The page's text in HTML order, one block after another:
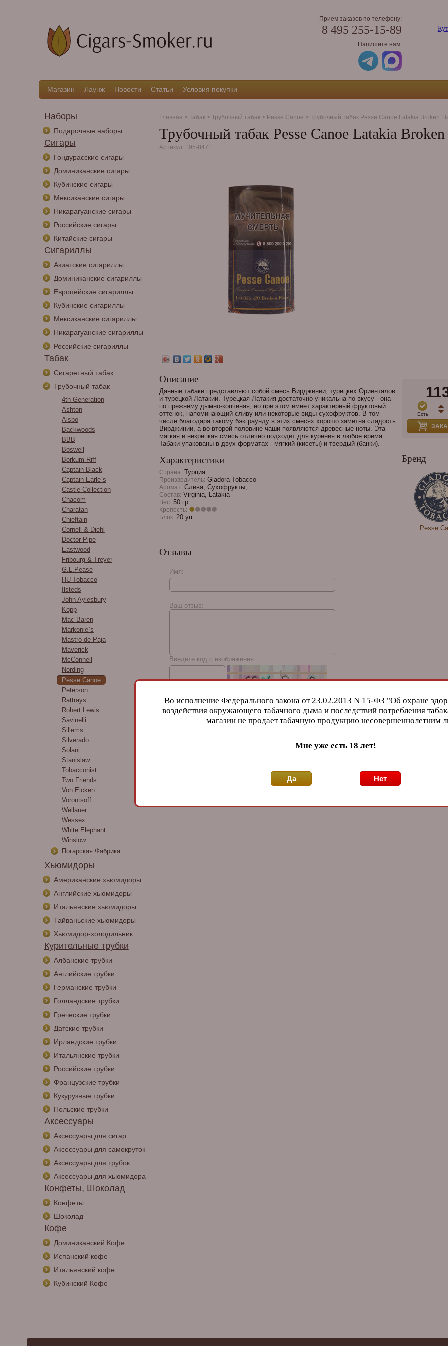
Прием заказов по телефону:
8 495 255-15-89
Напишите нам:
Магазин Лаунж Новости Статьи Условия покупки
Наборы
Подарочные наборы
Сигары
Гондурасские сигары
Доминиканские сигары
Кубинские сигары
Мексиканские сигары
Никарагуанские сигары
Российские сигары
Китайские сигары
Сигариллы
Азиатские сигариллы
Доминиканские сигариллы
Европейские сигариллы
Кубинские сигариллы
Мексиканские сигариллы
Никарагуанские сигариллы
Российские сигариллы
Табак
Сигаретный табак
Трубочный табак
4th Generation
Ashton
Alsbo
Backwoods
BBB
Boswell
Borkum Riff
Captain Black
Captain Earle`s
Castle Collection
Chacom
Charatan
Chieftain
Cornell & Diehl
Doctor Pipe
Eastwood
Fribourg & Treyer
G.L.Pease
HU-Tobacco
Ilsteds
John Aylesbury
Kopp
Mac Baren
Markonie`s
Mastro de Paja
Maverick
McConnell
Nording
Pesse Canoe
Peterson
Rattrays
Robert Lewis
Savinelli
Sillems
Silverado
Solani
Stanislaw
Tobacconist
Two Friends
Von Eicken
Vorontsoff
Wellauer
Wessex
White Elephant
Winslow
Погарская Фабрика
Хьюмидоры
Американские хьюмидоры
Английские хьюмидоры
Итальянские хьюмидоры
Тайваньские хьюмидоры
Хьюмидор-холодильник
Курительные трубки
Албанские трубки
Английские трубки
Германские трубки
Голландские трубки
Греческие трубки
Датские трубки
Ирландские трубки
Итальянские трубки
Российские трубки
Французские трубки
Кукурузные трубки
Польские трубки
Аксессуары
Аксессуары для сигар
Аксессуары для самокруток
Аксессуары для трубок
Аксессуары для хьюмидора
Конфеты, Шоколад
Конфеты
Шоколад
Кофе
Доминиканский Кофе
Испанский кофе
Итальянский кофе
Кубинский Кофе
Главная > Табак> Трубочный табак> Pesse Canoe > Трубочный табак Pesse Canoe Latakia Broken
Трубочный табак Pesse Canoe Latakia
Артикул: 195-8471
Описание
Данные табаки представляют собой смесь Вирджинии, турецких Ориенталов
и турецкой Латакии. Турецкая Латакия достаточно уникальна по вкусу - она
по прежнему дымно-копченая, но при этом имеет характерный фруктовый
оттенок, напоминающий сливу или некоторые виды сухофруктов. В том
числе благодаря такому бэкграунду в этих смесях хорошо заметна сладость
Вирджинии, а во второй половине чаши появляются древесные ноты. Эта
мягкая и некрепкая смесь отлично подходит для курения в любое время.
Табаки упакованы в двух форматах - мягкий (кисеты) и твердый (банки).
Характеристики
Страна: Турция
Производитель: Gladora Tobacco
Аромат: Слива; Сухофрукты;
Состав: Virginia, Latakia
Вес: 50 гр.
Крепость:
Блок: 20 уп.
Есть
Бренд
Pesse
Отзывы
Имя:
Ваш отзыв:
Введите код с изображения:
Во исполнение Федерального закона от 23.02.2013 N 15-Ф3 "Об охране
воздействия окружающего табачного дыма и последствий потребления
магазин не продает табачную продукцию несовершеннолетним
Мне уже есть 18 лет!
Да Нет